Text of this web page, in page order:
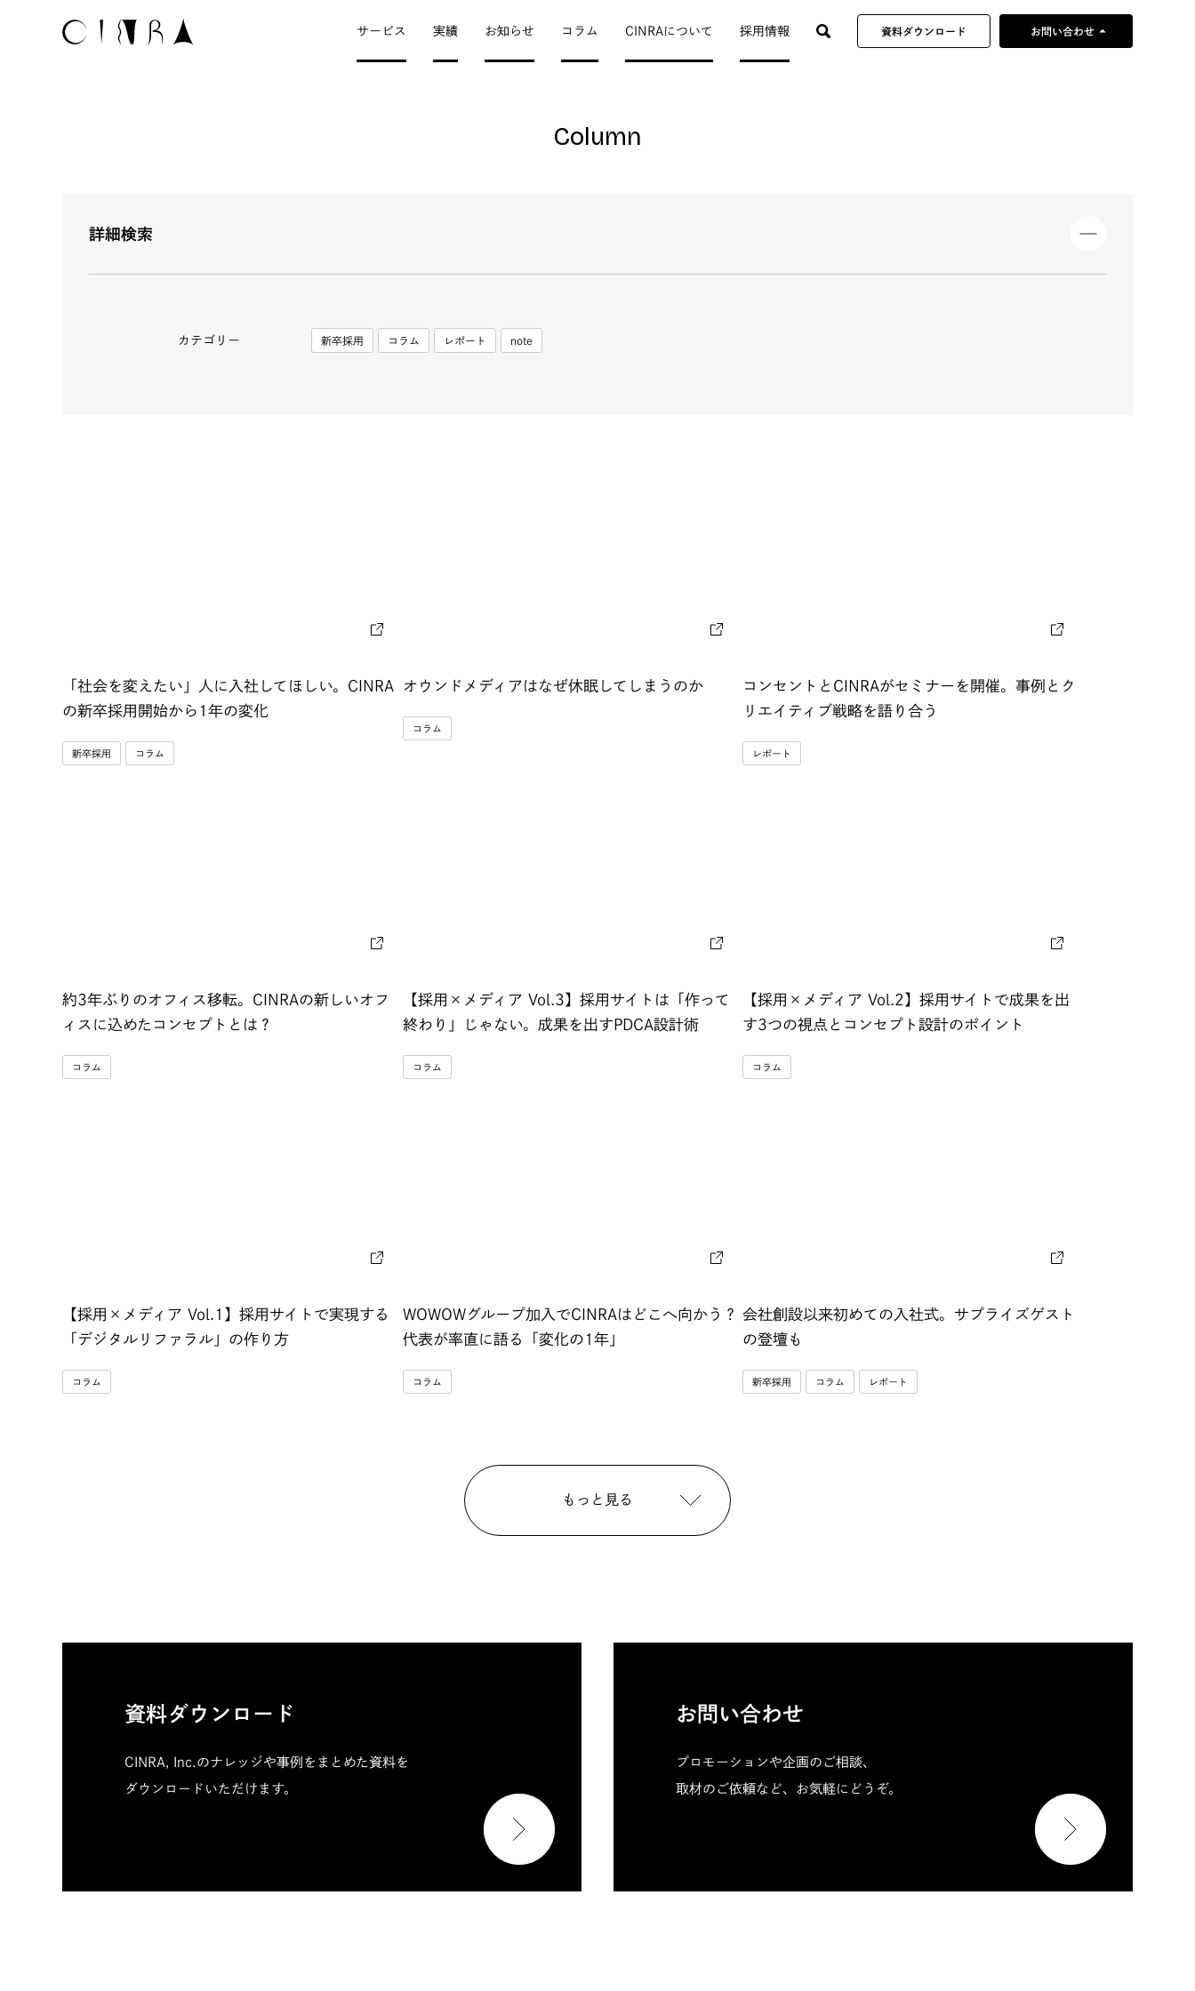
サービス 実績 お知らせ コラム CINRAについて 採用情報 資料ダウンロード お問い合わせ arrow_drop_up
Column
詳細検索
カテゴリー 新卒採用 コラム レポート note
「社会を変えたい」人に入社してほしい。CINRA
の新卒採用開始から1年の変化
新卒採用 コラム
オウンドメディアはなぜ休眠してしまうのか
コラム
コンセントとCINRAがセミナーを開催。事例とク
リエイティブ戦略を語り合う
レポート
約3年ぶりのオフィス移転。CINRAの新しいオフ
ィスに込めたコンセプトとは？
コラム
【採用×メディア Vol.3】採用サイトは「作って
終わり」じゃない。成果を出すPDCA設計術
コラム
【採用×メディア Vol.2】採用サイトで成果を出
す3つの視点とコンセプト設計のポイント
コラム
【採用×メディア Vol.1】採用サイトで実現する
「デジタルリファラル」の作り方
コラム
WOWOWグループ加入でCINRAはどこへ向かう？
代表が率直に語る「変化の1年」
コラム
会社創設以来初めての入社式。サプライズゲスト
の登壇も
新卒採用 コラム レポート
もっと見る
資料ダウンロード
CINRA, Inc.のナレッジや事例をまとめた資料を
ダウンロードいただけます。
お問い合わせ
プロモーションや企画のご相談、
取材のご依頼など、お気軽にどうぞ。